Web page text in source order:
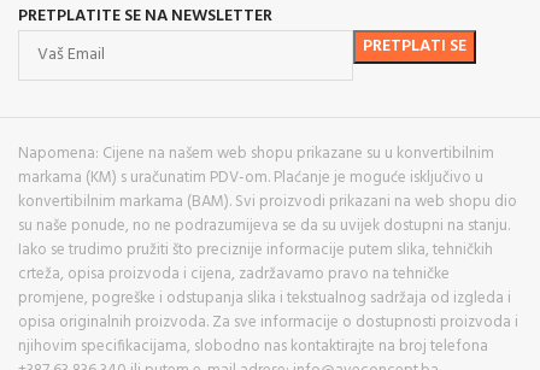
PRETPLATITE SE NA NEWSLETTER
Napomena: Cijene na našem web shopu prikazane su u konvertibilnim
markama (KM) s uračunatim PDV-om. Plaćanje je moguće isključivo u
konvertibilnim markama (BAM). Svi proizvodi prikazani na web shopu dio
su naše ponude, no ne podrazumijeva se da su uvijek dostupni na stanju.
Iako se trudimo pružiti što preciznije informacije putem slika, tehničkih
crteža, opisa proizvoda i cijena, zadržavamo pravo na tehničke
promjene, pogreške i odstupanja slika i tekstualnog sadržaja od izgleda i
opisa originalnih proizvoda. Za sve informacije o dostupnosti proizvoda i
njihovim specifikacijama, slobodno nas kontaktirajte na broj telefona